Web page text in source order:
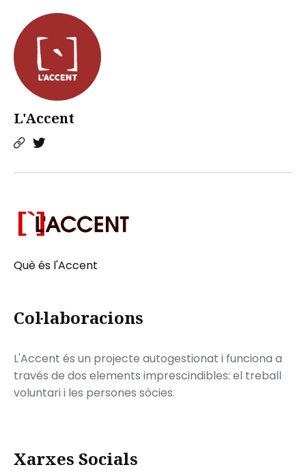
L'Accent
Què és l'Accent
Col·laboracions
L'Accent és un projecte autogestionat i funciona a
través de dos elements imprescindibles: el treball
voluntari i les persones sòcies.
Xarxes Socials